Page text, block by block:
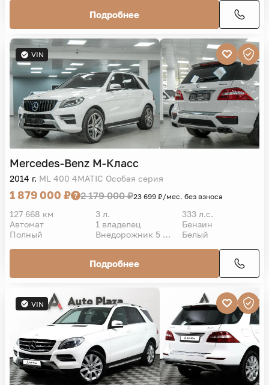
Подробнее
VIN
Mercedes-Benz M-Класс
2014 г. ML 400 4MATIC Особая серия
1 879 000 ₽ 2 179 000 ₽23 699 ₽/мес. без взноса
127 668 км 3 л.
333 л.с.
Автомат
1 владелец
Бензин
Полный
Внедорожник 5 дв. Белый
Подробнее
VIN